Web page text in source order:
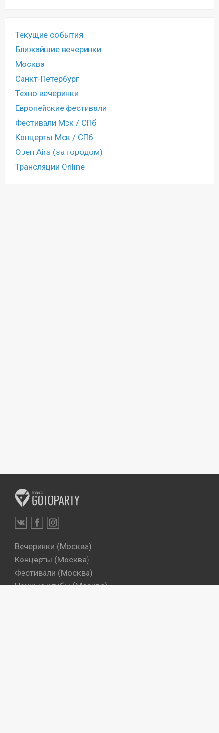
Текущие события
Ближайшие вечеринки
Москва
Санкт-Петербург
Техно вечеринки
Европейские фестивали
Фестивали Мск / СПб
Концерты Мск / СПб
Open Airs (за городом)
Трансляции Online
Вечеринки (Москва)
Концерты (Москва)
Фестивали (Москва)
Ночные клубы (Москва)